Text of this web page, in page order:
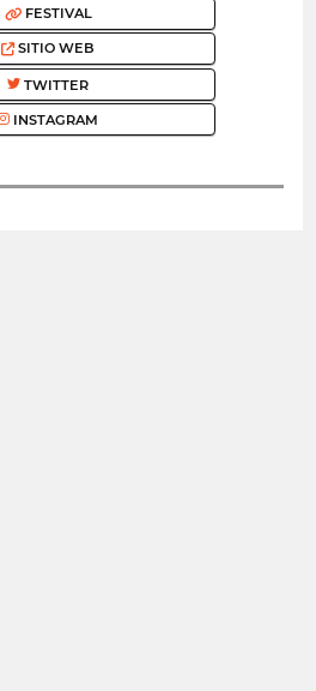
FESTIVAL
SITIO WEB
TWITTER
INSTAGRAM